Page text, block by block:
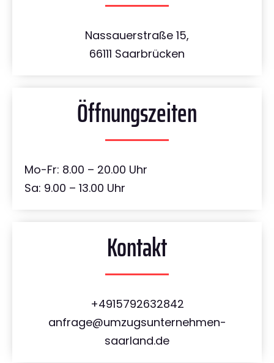
Nassauerstraße 15,
66111 Saarbrücken
Öffnungszeiten
Mo-Fr: 8.00 – 20.00 Uhr
Sa: 9.00 – 13.00 Uhr
Kontakt
+4915792632842
anfrage@umzugsunternehmen-
saarland.de